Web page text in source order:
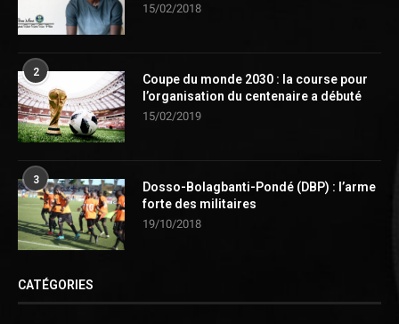
15/02/2018
2
Coupe du monde 2030 : la course pour
l’organisation du centenaire a débuté
15/02/2019
3
Dosso-Bolagbanti-Pondé (DBP) : l’arme
forte des militaires
19/10/2018
CATÉGORIES